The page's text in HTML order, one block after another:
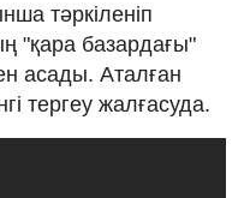
тәркіленіп
"қара базардағы"
асады. Аталған
тергеу жалғасуда.